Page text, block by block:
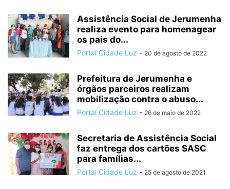
Assistência Social de Jerumenha
realiza evento para homenagear
os pais do...
Portal Cidade Luz - 20 de agosto de 2022
Prefeitura de Jerumenha e
órgãos parceiros realizam
mobilização contra o abuso...
Portal Cidade Luz - 26 de maio de 2022
Secretaria de Assistência Social
faz entrega dos cartões SASC
para famílias...
Portal Cidade Luz - 25 de agosto de 2021